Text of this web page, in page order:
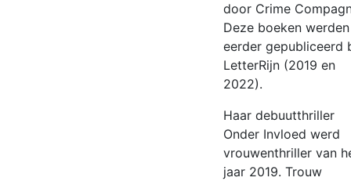
door Crime
Deze boeken werden
eerder gepubliceerd
LetterRijn (2019 en
2022).
Haar debuutthriller
Onder Invloed werd
vrouwenthriller van
jaar 2019. Trouw